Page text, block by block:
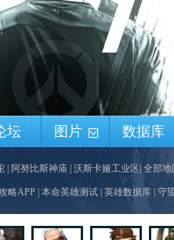
坛 图片 + 数据库
阿努比斯神庙 沃斯卡娅工业区 全部地
略APP 本命英雄测试 英雄数据库 守